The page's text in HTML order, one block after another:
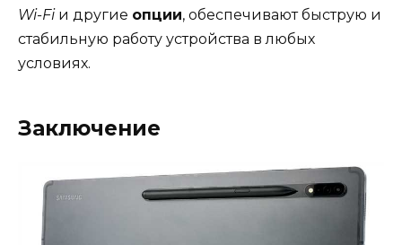
Wi-Fiи другие опции, обеспечивают быструю и
стабильную работу устройства в любых
условиях.
Заключение